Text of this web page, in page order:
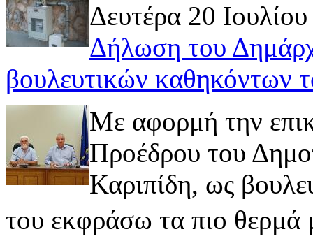
Δευτέρα 20
Δήλωση του
βουλευτικών καθηκόντων
Με αφορμή την
Προέδρου του
Καριπίδη, ως
του εκφράσω τα πιο